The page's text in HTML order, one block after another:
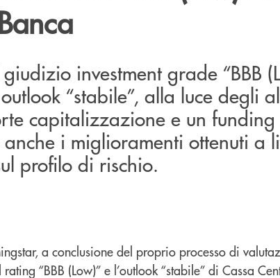
investment grade “BBB
“stabile”, alla luce degli
capitalizzazione e un funding
i miglioramenti ottenuti a
profilo di rischio.
a conclusione del proprio processo di
“BBB (Low)” e l’outlook “stabile” di Cassa